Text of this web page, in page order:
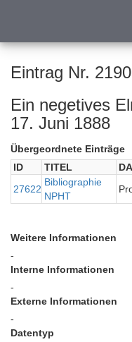
Eintrag Nr.
Ein negetives
17. Juni 1888
Übergeordnete Einträge
ID
TITEL
27622
Bibliographie
NPHT
Weitere Informationen
-
Interne Informationen
-
Externe Informationen
-
Datentyp